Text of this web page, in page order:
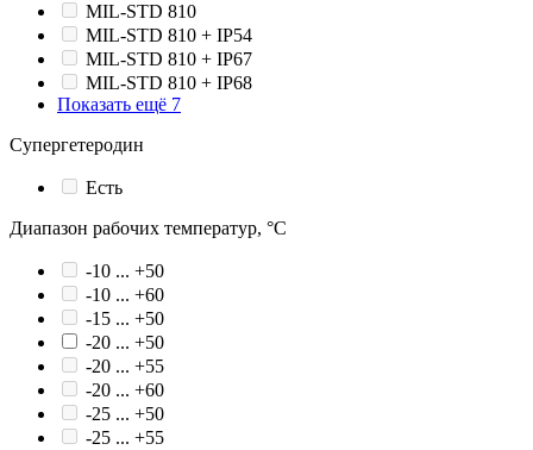
MIL-STD 810
MIL-STD 810 + IP54
MIL-STD 810 + IP67
MIL-STD 810 + IP68
Показать ещё 7
Супергетеродин
Есть
Диапазон рабочих температур, °С
-10 ... +50
-10 ... +60
-15 ... +50
-20 ... +50
-20 ... +55
-20 ... +60
-25 ... +50
-25 ... +55